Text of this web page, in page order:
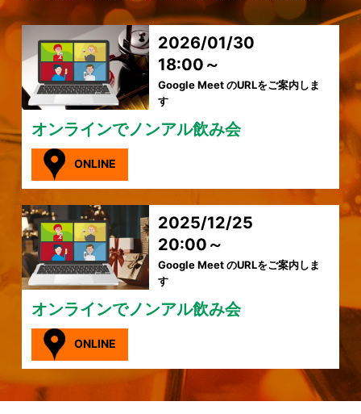
2026/01/30
18:00～
Google Meet のURLをご案内しま
す
オンラインでノンアル飲み会
ONLINE
2025/12/25
20:00～
Google Meet のURLをご案内しま
す
オンラインでノンアル飲み会
ONLINE